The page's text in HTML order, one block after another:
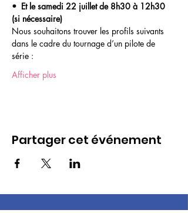
•  Et le samedi 22 juillet de 8h30 à 12h30
(si nécessaire)
Nous souhaitons trouver les profils suivants
dans le cadre du tournage d’un pilote de
série :
Afficher plus
Partager cet événement